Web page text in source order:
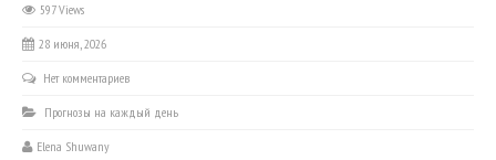
597 Views
28 июня, 2026
Нет комментариев
Прогнозы на каждый день
Elena Shuwany